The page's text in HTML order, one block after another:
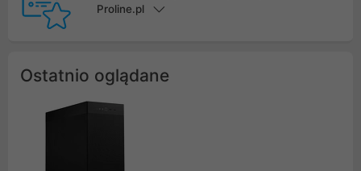
Proline.pl
Ostatnio oglądane